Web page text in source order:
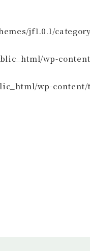
jf1.0.1/
wp-
wp-content/